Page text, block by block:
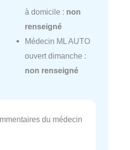
à domicile : non
renseigné
Médecin ML AUTO
ouvert dimanche :
non renseigné
du médecin